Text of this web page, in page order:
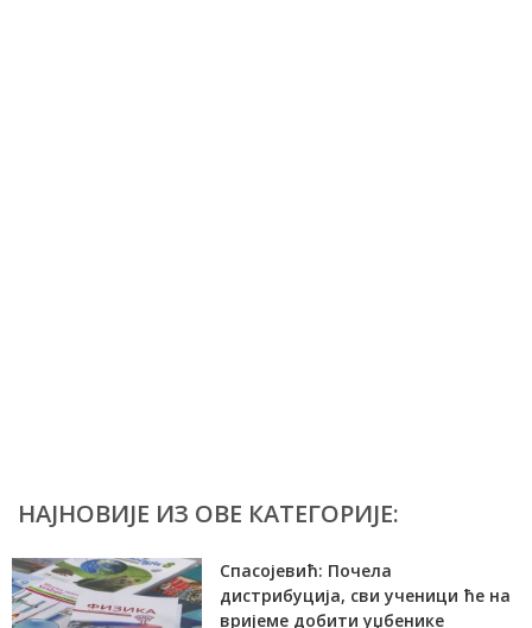
НАЈНОВИЈЕ ИЗ ОВЕ КАТЕГОРИЈЕ:
Спасојевић: Почела
дистрибуција, сви ученици ће на
вријеме добити уџбенике